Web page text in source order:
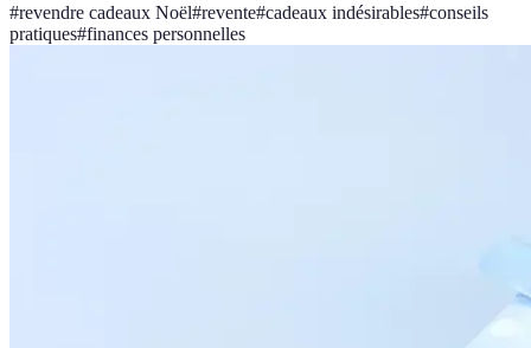
#revendre cadeaux Noël#revente#cadeaux indésirables#conseils
pratiques#finances personnelles